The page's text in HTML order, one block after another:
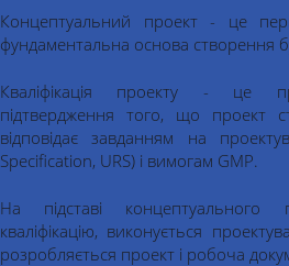
Концептуальний проект - це
фундаментальна основа створення
Кваліфікація проекту - це
підтвердження того, що проект
відповідає завданням на
Specification, URS) і вимогам GMP.
На підставі
кваліфікацію, виконується
розробляється проект і робоча